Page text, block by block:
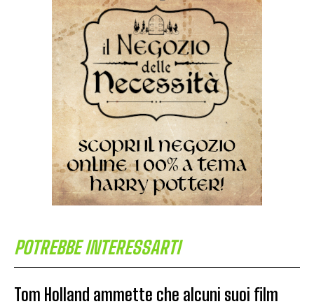
POTREBBE INTERESSARTI
Tom Holland ammette che alcuni suoi film